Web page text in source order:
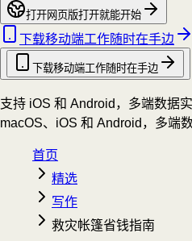
打开网页版打开就能开始
下载移动端工作随时在手边
下载移动端工作随时在手边
支持 iOS 和 Android，多端数据
macOS、iOS 和 Android，多端
首页
精选
写作
救灾帐篷省钱指南